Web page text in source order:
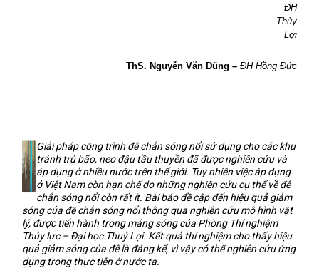
ĐH
Thủy
Lợi
ThS. Nguyễn Văn Dũng – ĐH Hồng Đức
Giải pháp công trình đê chắn sóng nổi sử dụng cho các khu
tránh trú bão, neo đậu tầu thuyền đã được nghiên cứu và
áp dụng ở nhiều nước trên thế giới. Tuy nhiên việc áp dụng
ở Việt Nam còn hạn chế do những nghiên cứu cụ thể về đê
chắn sóng nổi còn rất ít. Bài báo đề cập đến hiệu quả giảm
sóng của đê chắn sóng nổi thông qua nghiên cứu mô hình vật
lý, được tiến hành trong máng sóng của Phòng Thí nghiệm
Thủy lực – Đại học Thuỷ Lợi. Kết quả thí nghiệm cho thấy hiệu
quả giảm sóng của đê là đáng kể, vì vậy có thể nghiên cứu ứng
dụng trong thực tiễn ở nước ta.